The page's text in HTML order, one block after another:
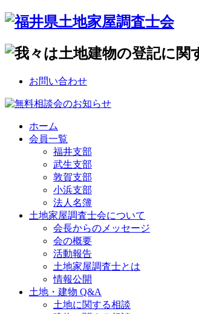
お問い合わせ
ホーム
会員一覧
福井支部
武生支部
敦賀支部
小浜支部
法人名簿
土地家屋調査士会について
会長からのメッセージ
会の概要
活動報告
土地家屋調査士とは
情報公開
土地・建物 Q&A
土地に関する相談